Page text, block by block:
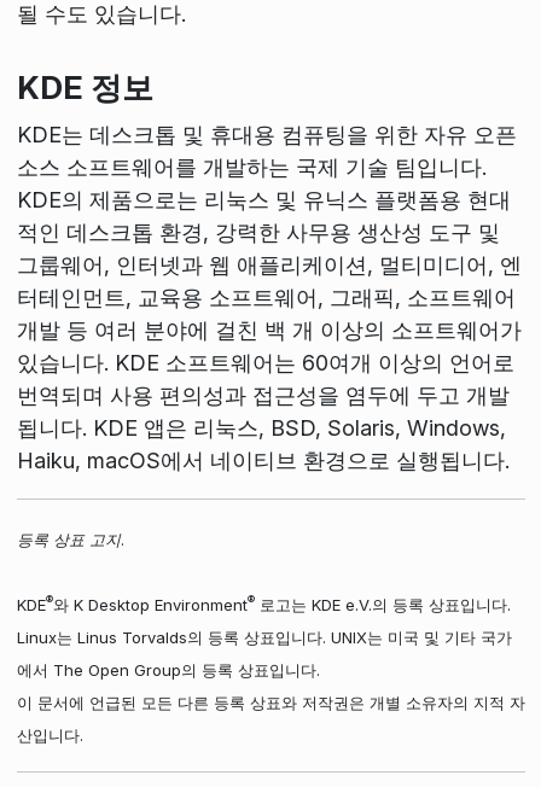
될 수도 있습니다.
KDE 정보
KDE는 데스크톱 및 휴대용 컴퓨팅을 위한 자유 오픈
소스 소프트웨어를 개발하는 국제 기술 팀입니다.
KDE의 제품으로는 리눅스 및 유닉스 플랫폼용 현대
적인 데스크톱 환경, 강력한 사무용 생산성 도구 및
그룹웨어, 인터넷과 웹 애플리케이션, 멀티미디어, 엔
터테인먼트, 교육용 소프트웨어, 그래픽, 소프트웨어
개발 등 여러 분야에 걸친 백 개 이상의 소프트웨어가
있습니다. KDE 소프트웨어는 60여개 이상의 언어로
번역되며 사용 편의성과 접근성을 염두에 두고 개발
됩니다. KDE 앱은 리눅스, BSD, Solaris, Windows,
Haiku, macOS에서 네이티브 환경으로 실행됩니다.
등록 상표 고지.
KDE®와 K Desktop Environment®로고는 KDE e.V.의 등록 상표입니다.
Linux는 Linus Torvalds의 등록 상표입니다. UNIX는 미국 및 기타 국가
에서 The Open Group의 등록 상표입니다.
이 문서에 언급된 모든 다른 등록 상표와 저작권은 개별 소유자의 지적 자
산입니다.